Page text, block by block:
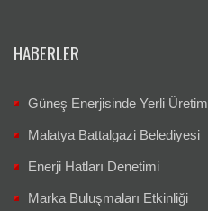
HABERLER
Güneş Enerjisinde Yerli Üretim
Malatya Battalgazi Belediyesi
Enerji Hatları Denetimi
Marka Buluşmaları Etkinliği